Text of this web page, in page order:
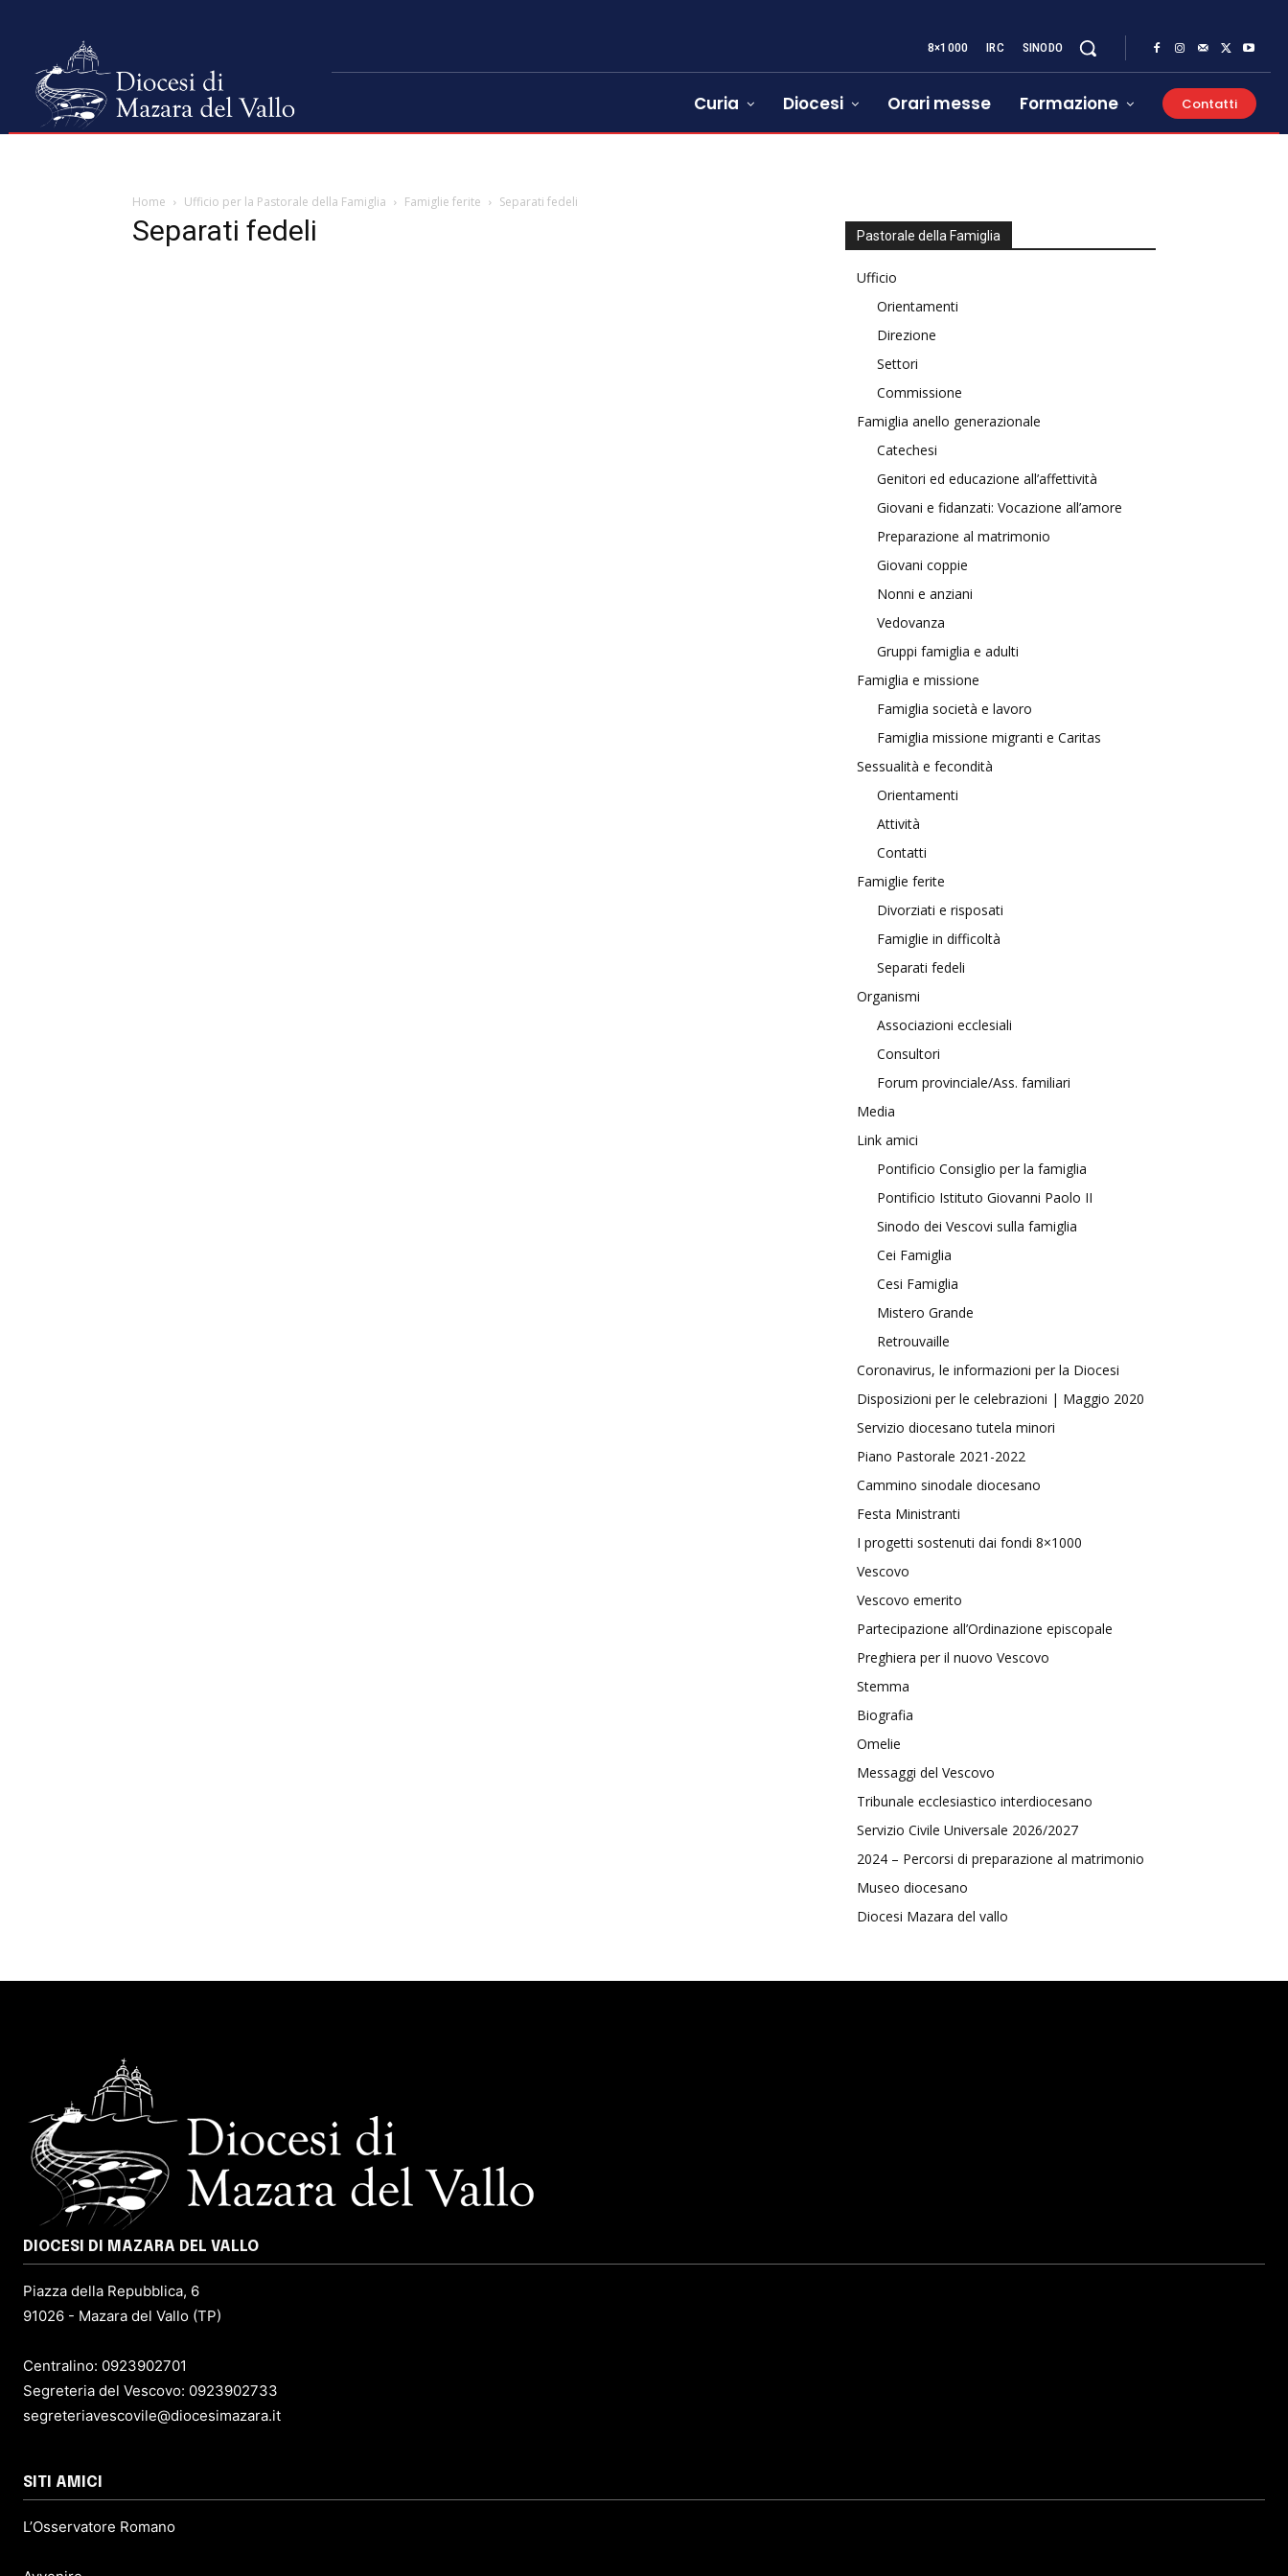
8×1000 IRC SINODO
Curia Diocesi Orari messe Formazione Contatti
Home Ufficio per la Pastorale della Famiglia Famiglie ferite Separati fedeli
Separati fedeli Pastorale della Famiglia
Ufficio
Orientamenti
Direzione
Settori
Commissione
Famiglia anello generazionale
Catechesi
Genitori ed educazione all’affettività
Giovani e fidanzati: Vocazione all’amore
Preparazione al matrimonio
Giovani coppie
Nonni e anziani
Vedovanza
Gruppi famiglia e adulti
Famiglia e missione
Famiglia società e lavoro
Famiglia missione migranti e Caritas
Sessualità e fecondità
Orientamenti
Attività
Contatti
Famiglie ferite
Divorziati e risposati
Famiglie in difficoltà
Separati fedeli
Organismi
Associazioni ecclesiali
Consultori
Forum provinciale/Ass. familiari
Media
Link amici
Pontificio Consiglio per la famiglia
Pontificio Istituto Giovanni Paolo II
Sinodo dei Vescovi sulla famiglia
Cei Famiglia
Cesi Famiglia
Mistero Grande
Retrouvaille
Coronavirus, le informazioni per la Diocesi
Disposizioni per le celebrazioni | Maggio 2020
Servizio diocesano tutela minori
Piano Pastorale 2021-2022
Cammino sinodale diocesano
Festa Ministranti
I progetti sostenuti dai fondi 8×1000
Vescovo
Vescovo emerito
Partecipazione all’Ordinazione episcopale
Preghiera per il nuovo Vescovo
Stemma
Biografia
Omelie
Messaggi del Vescovo
Tribunale ecclesiastico interdiocesano
Servizio Civile Universale 2026/2027
2024 – Percorsi di preparazione al matrimonio
Museo diocesano
Diocesi Mazara del vallo
DIOCESI DI MAZARA DEL VALLO
Piazza della Repubblica, 6
91026 - Mazara del Vallo (TP)
Centralino: 0923902701
Segreteria del Vescovo: 0923902733
segreteriavescovile@diocesimazara.it
SITI AMICI
L’Osservatore Romano